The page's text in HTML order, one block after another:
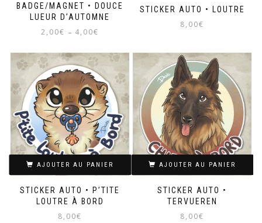
BADGE/MAGNET • DOUCE
LUEUR D’AUTOMNE
2,00€ – 4,00€
prix :
2,00€
à
4,00€
Ce
produit
plusieurs
variations.
Les
options
peuvent
être
choisies
du
produit
STICKER AUTO • LOUTRE
8,00€
STICKER AUTO • P’TITE
LOUTRE À BORD
8,00€
AJOUTER AU PANIER
STICKER AUTO •
TERVUEREN
8,00€
AJOUTER AU PANIER